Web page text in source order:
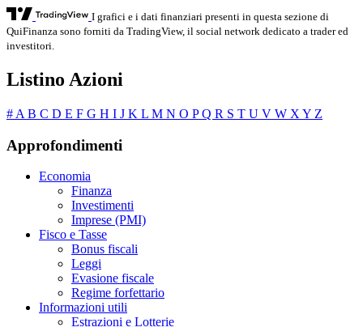
I grafici e i dati finanziari presenti in questa sezione di
QuiFinanza sono forniti da TradingView, il social network dedicato a trader ed
investitori.
Listino Azioni
# A B C D E F G H I J K L M N O PQ R S T U V W X Y Z
Approfondimenti
Economia
Finanza
Investimenti
Imprese (PMI)
Fisco e Tasse
Bonus fiscali
Leggi
Evasione fiscale
Regime forfettario
Informazioni utili
Estrazioni e Lotterie